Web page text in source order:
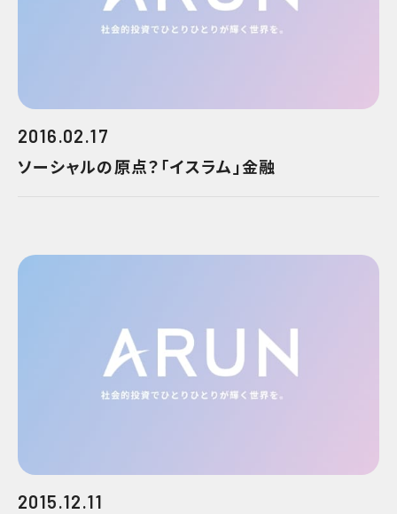
2016.02.17
ソーシャルの原点？「イスラム」金融
2015.12.11